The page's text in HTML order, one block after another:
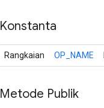
Konstanta
Rangkaian OP_NAME
Metode Publik